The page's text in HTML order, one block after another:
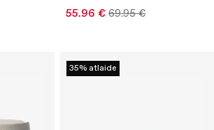
55.96 € 69.95 €
35% atlaide